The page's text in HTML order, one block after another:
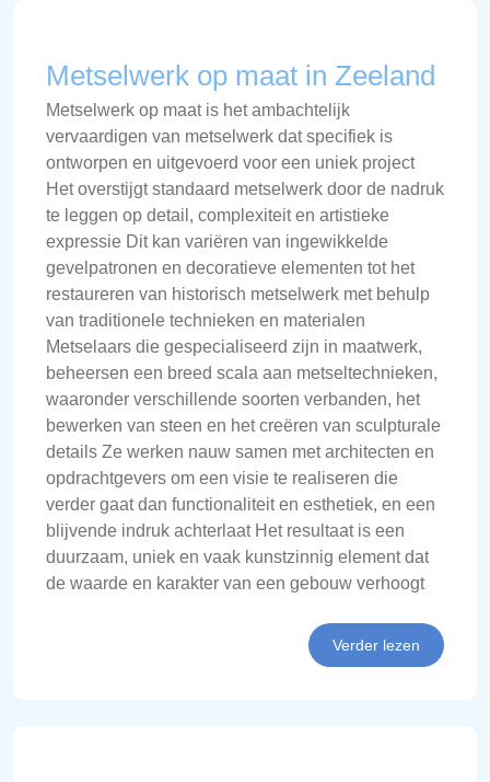
Metselwerk op maat in Zeeland
Metselwerk op maat is het ambachtelijk
vervaardigen van metselwerk dat specifiek is
ontworpen en uitgevoerd voor een uniek project
Het overstijgt standaard metselwerk door de nadruk
te leggen op detail, complexiteit en artistieke
expressie Dit kan variëren van ingewikkelde
gevelpatronen en decoratieve elementen tot het
restaureren van historisch metselwerk met behulp
van traditionele technieken en materialen
Metselaars die gespecialiseerd zijn in maatwerk,
beheersen een breed scala aan metseltechnieken,
waaronder verschillende soorten verbanden, het
bewerken van steen en het creëren van sculpturale
details Ze werken nauw samen met architecten en
opdrachtgevers om een visie te realiseren die
verder gaat dan functionaliteit en esthetiek, en een
blijvende indruk achterlaat Het resultaat is een
duurzaam, uniek en vaak kunstzinnig element dat
de waarde en karakter van een gebouw verhoogt
Verder lezen